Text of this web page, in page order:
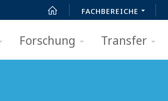
FACHBEREICHE
Forschung Transfer